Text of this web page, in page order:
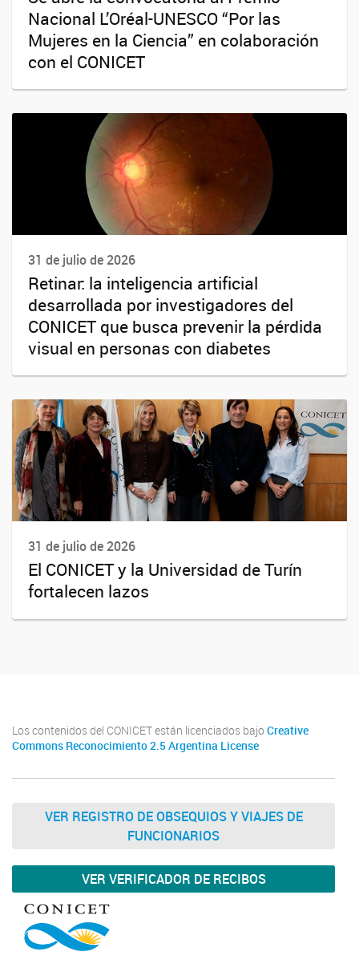
Nacional L’Oréal-UNESCO “Por las
Mujeres en la Ciencia” en colaboración
con el CONICET
31 de julio de 2026
Retinar: la inteligencia artificial
desarrollada por investigadores del
CONICET que busca prevenir la pérdida
visual en personas con diabetes
31 de julio de 2026
El CONICET y la Universidad de Turín
fortalecen lazos
Los contenidos del CONICET están licenciados bajo Creative
Commons Reconocimiento 2.5 Argentina License
VER REGISTRO DE OBSEQUIOS Y VIAJES DE
FUNCIONARIOS
VER VERIFICADOR DE RECIBOS